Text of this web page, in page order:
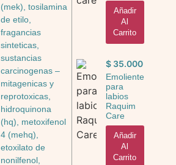
(mek), tosilamina
de etilo,
fragancias
sinteticas,
sustancias
carcinogenas –
mitagenicas y
reprotoxicas,
hidroquinona
(hq), metoxifenol
4 (mehq),
etoxilato de
nonilfenol,
Añadir
Al
Carrito
$35.000
Emoliente
para
labios
Raquim
Care
Añadir
Al
Carrito